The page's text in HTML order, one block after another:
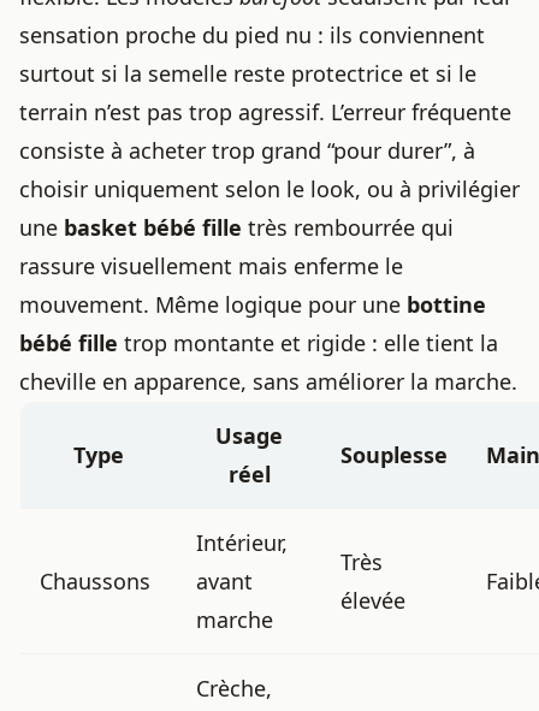
sensation proche du pied nu : ils conviennent
surtout si la semelle reste protectrice et si le
terrain n’est pas trop agressif. L’erreur fréquente
consiste à acheter trop grand “pour durer”, à
choisir uniquement selon le look, ou à privilégier
une basket bébé fille très rembourrée qui
rassure visuellement mais enferme le
mouvement. Même logique pour une bottine
bébé fille trop montante et rigide : elle tient la
cheville en apparence, sans améliorer la marche.
Type
Usage
réel
Souplesse
Chaussons
Intérieur,
avant
marche
Très
élevée
Crèche,